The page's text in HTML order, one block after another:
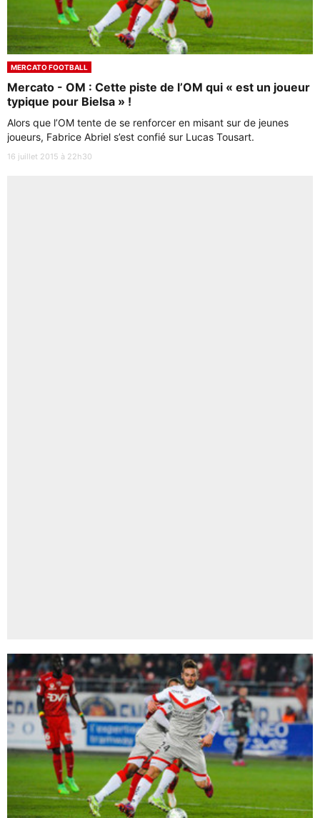
MERCATO FOOTBALL
Mercato - OM : Cette piste de l’OM qui « est un joueur
typique pour Bielsa » !
Alors que l’OM tente de se renforcer en misant sur de jeunes
joueurs, Fabrice Abriel s’est confié sur Lucas Tousart.
16 juillet 2015 à 22h30